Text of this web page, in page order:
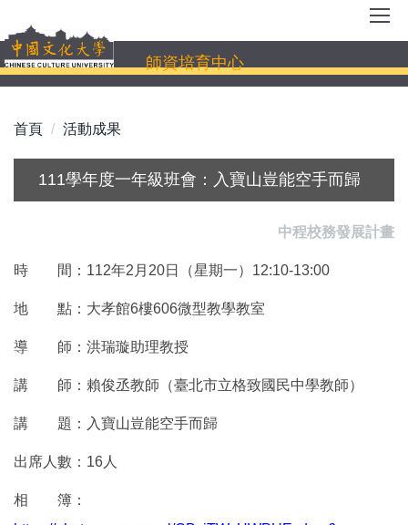
到
主
要
容
師資培育中心
首頁 活動成果
111學年度一年級班會：入寶山豈能空手而歸
中程校務發展計畫
時 間：112年2月20日（星期一）12:10-13:00
地 點：大孝館6樓606微型教學教室
導 師：洪瑞璇助理教授
講 師：賴俊丞教師（臺北市立格致國民中學教師）
講 題：入寶山豈能空手而歸
出席人數：16人
相 簿：